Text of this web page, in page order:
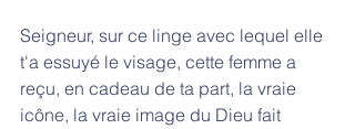
Seigneur, sur ce linge avec lequel elle
t'a essuyé le visage, cette femme a
reçu, en cadeau de ta part, la vraie
icône, la vraie image du Dieu fait